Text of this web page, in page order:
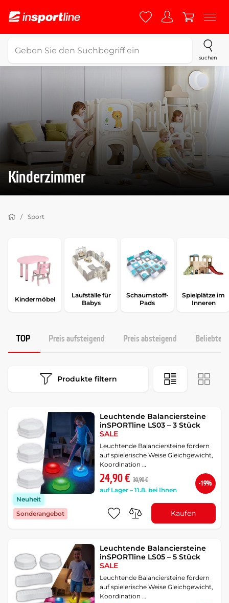
suchen
Kinderzimmer
Sport
Kindermöbel
Laufställe für
Babys
Schaumstoff-
Pads
Spielplätze im
Inneren
TOP Preis aufsteigend Preis absteigend
Produkte filtern
Neuheit
Sonderangebot
Leuchtende Balanciersteine
inSPORTline LS03 – 3 Stück
SALE
Leuchtende Balanciersteine fördern
auf spielerische Weise Gleichgewicht,
Koordination …
24,90 € 30,90 €
auf Lager – 11.8. bei Ihnen
-19%
Kaufen
Leuchtende Balanciersteine
inSPORTline LS05 – 5 Stück
SALE
Leuchtende Balanciersteine fördern
auf spielerische Weise Gleichgewicht,
Koordination …